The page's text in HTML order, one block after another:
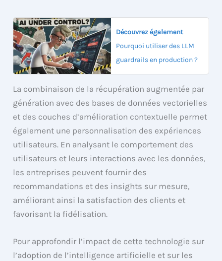
Découvrez également
Pourquoi utiliser des LLM
guardrails en production ?
La combinaison de la récupération augmentée par
génération avec des bases de données vectorielles
et des couches d’amélioration contextuelle permet
également une personnalisation des expériences
utilisateurs. En analysant le comportement des
utilisateurs et leurs interactions avec les données,
les entreprises peuvent fournir des
recommandations et des insights sur mesure,
améliorant ainsi la satisfaction des clients et
favorisant la fidélisation.
Pour approfondir l’impact de cette technologie sur
l’adoption de l’intelligence artificielle et sur les